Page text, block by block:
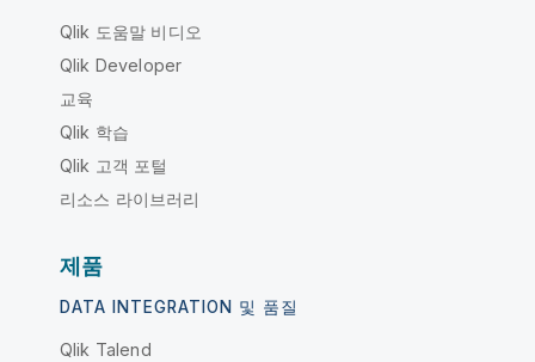
Qlik 도움말 비디오
Qlik Developer
교육
Qlik 학습
Qlik 고객 포털
리소스 라이브러리
제품
DATA INTEGRATION 및 품질
Qlik Talend